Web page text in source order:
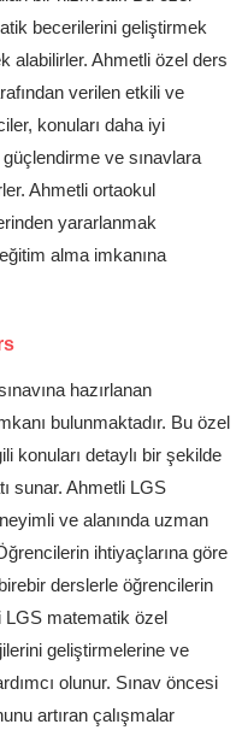
becerilerini geliştirmek
alabilirler. Ahmetli özel ders
verilen etkili ve
konuları daha iyi
ve sınavlara
Ahmetli ortaokul
yararlanmak
alma imkanına
hazırlanan
bulunmaktadır. Bu özel
konuları detaylı bir şekilde
sunar. Ahmetli LGS
ve alanında uzman
ihtiyaçlarına göre
derslerle öğrencilerin
LGS matematik özel
geliştirmelerine ve
olunur. Sınav öncesi
artıran çalışmalar